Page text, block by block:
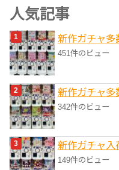
ゴ
リ
ー
人気記事
新作ガチャ多
451件のビュー
新作ガチャ多
342件のビュー
新作ガチャ入
149件のビュー